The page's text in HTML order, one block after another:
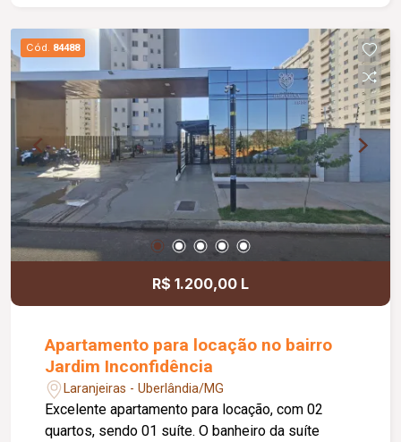
automática; Diferenciais: Vista panorâmica para
parque da região; Piso em porcelanato; Gás
encanado; Localização privilegiada, próxima a
supermercados, panificadora, academias,
escolas, praças e aeroporto da região.
Cód. 84488
R$ 1.200,00 L
Apartamento para locação no bairro
Jardim Inconfidência
Laranjeiras - Uberlândia/MG
Excelente apartamento para locação, com 02
quartos, sendo 01 suíte. O banheiro da suíte